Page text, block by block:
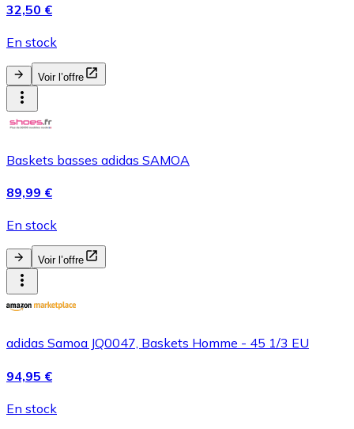
32,50 €
En stock
Voir l’offre
Baskets basses adidas SAMOA
89,99 €
En stock
Voir l’offre
adidas Samoa JQ0047, Baskets Homme - 45 1/3 EU
94,95 €
En stock